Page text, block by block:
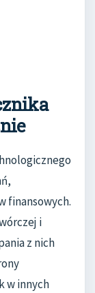
finansowych.
i
z nich
w innych